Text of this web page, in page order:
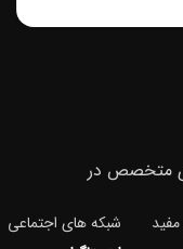
متخصص در
شبکه های اجتماعی